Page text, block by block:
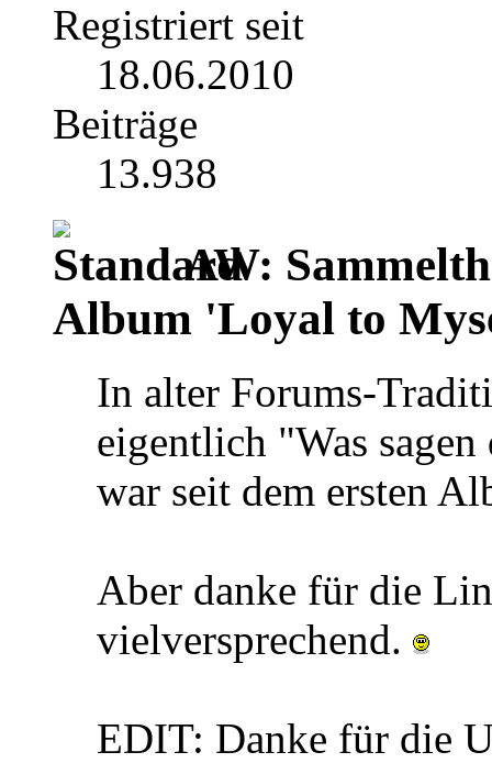
Registriert seit
18.06.2010
Beiträge
13.938
AW:
Album 'Loyal to
In alter Forums-
eigentlich "Was
war seit dem ersten
Aber danke für die
vielversprechend.
EDIT: Danke für die